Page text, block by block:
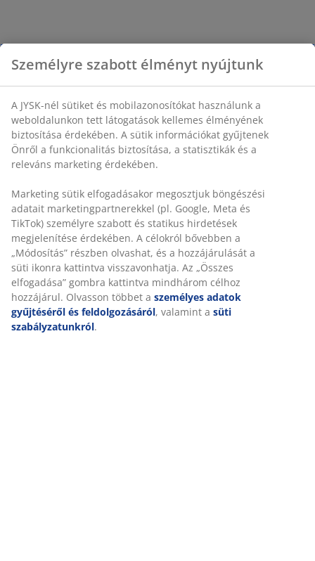
Személyre szabott élményt nyújtunk
A JYSK-nél sütiket és mobilazonosítókat használunk a
weboldalunkon tett látogatások kellemes élményének
biztosítása érdekében. A sütik információkat gyűjtenek
Önről a funkcionalitás biztosítása, a statisztikák és a
releváns marketing érdekében.
Marketing sütik elfogadásakor megosztjuk böngészési
adatait marketingpartnerekkel (pl. Google, Meta és
TikTok) személyre szabott és statikus hirdetések
megjelenítése érdekében. A célokról bővebben a
„Módosítás” részben olvashat, és a hozzájárulását a
süti ikonra kattintva visszavonhatja. Az „Összes
elfogadása” gombra kattintva mindhárom célhoz
hozzájárul. Olvasson többet a személyes adatok
gyűjtéséről és feldolgozásáról, valamint a süti
szabályzatunkról.